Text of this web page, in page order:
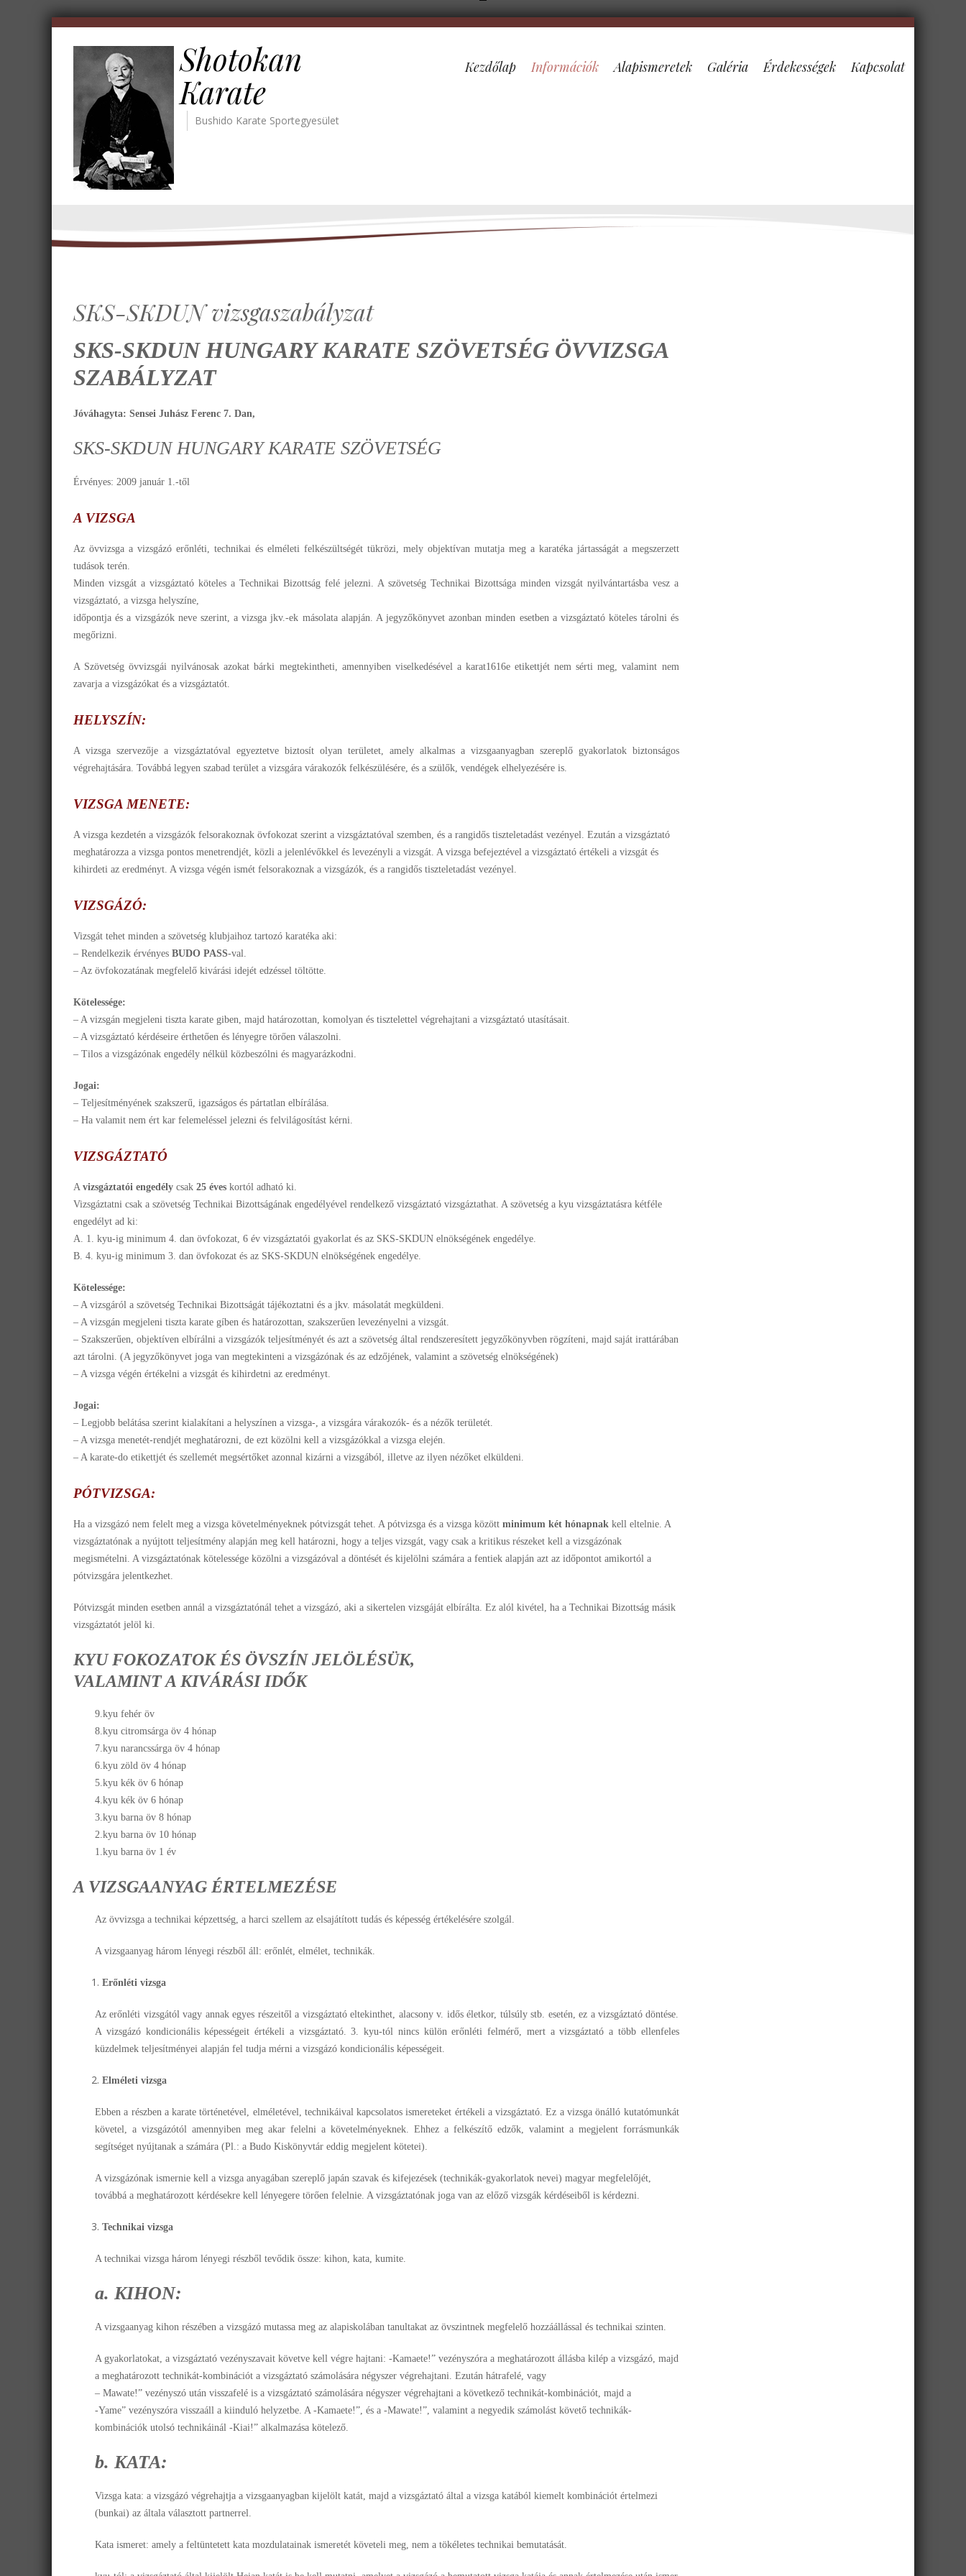
Shotokan
Karate
Bushido Karate Sportegyesület
Kezdőlap Információk Alapismeretek Galéria Érdekességek Kapcsolat
SKS-SKDUN vizsgaszabályzat
SKS-SKDUN HUNGARY KARATE SZÖVETSÉG ÖVVIZSGA
SZABÁLYZAT
Jóváhagyta: Sensei Juhász Ferenc 7. Dan,
SKS-SKDUN HUNGARY KARATE SZÖVETSÉG
Érvényes: 2009 január 1.-től
A VIZSGA
Az övvizsga a vizsgázó erőnléti, technikai és elméleti felkészültségét tükrözi, mely objektívan mutatja meg a karatéka jártasságát a megszerzett
tudások terén.
Minden vizsgát a vizsgáztató köteles a Technikai Bizottság felé jelezni. A szövetség Technikai Bizottsága minden vizsgát nyilvántartásba vesz a
vizsgáztató, a vizsga helyszíne,
időpontja és a vizsgázók neve szerint, a vizsga jkv.-ek másolata alapján. A jegyzőkönyvet azonban minden esetben a vizsgáztató köteles tárolni és
megőrizni.
A Szövetség övvizsgái nyilvánosak azokat bárki megtekintheti, amennyiben viselkedésével a karat1616e etikettjét nem sérti meg, valamint nem
zavarja a vizsgázókat és a vizsgáztatót.
HELYSZÍN:
A vizsga szervezője a vizsgáztatóval egyeztetve biztosít olyan területet, amely alkalmas a vizsgaanyagban szereplő gyakorlatok biztonságos
végrehajtására. Továbbá legyen szabad terület a vizsgára várakozók felkészülésére, és a szülők, vendégek elhelyezésére is.
VIZSGA MENETE:
A vizsga kezdetén a vizsgázók felsorakoznak övfokozat szerint a vizsgáztatóval szemben, és a rangidős tiszteletadást vezényel. Ezután a vizsgáztató
meghatározza a vizsga pontos menetrendjét, közli a jelenlévőkkel és levezényli a vizsgát. A vizsga befejeztével a vizsgáztató értékeli a vizsgát és
kihirdeti az eredményt. A vizsga végén ismét felsorakoznak a vizsgázók, és a rangidős tiszteletadást vezényel.
VIZSGÁZÓ:
Vizsgát tehet minden a szövetség klubjaihoz tartozó karatéka aki:
– Rendelkezik érvényes BUDO PASS-val.
– Az övfokozatának megfelelő kivárási idejét edzéssel töltötte.
Kötelessége:
– A vizsgán megjeleni tiszta karate giben, majd határozottan, komolyan és tisztelettel végrehajtani a vizsgáztató utasításait.
– A vizsgáztató kérdéseire érthetően és lényegre törően válaszolni.
– Tilos a vizsgázónak engedély nélkül közbeszólni és magyarázkodni.
Jogai:
– Teljesítményének szakszerű, igazságos és pártatlan elbírálása.
– Ha valamit nem ért kar felemeléssel jelezni és felvilágosítást kérni.
VIZSGÁZTATÓ
A vizsgáztatói engedély csak 25 éves kortól adható ki.
Vizsgáztatni csak a szövetség Technikai Bizottságának engedélyével rendelkező vizsgáztató vizsgáztathat. A szövetség a kyu vizsgáztatásra kétféle
engedélyt ad ki:
A. 1. kyu-ig minimum 4. dan övfokozat, 6 év vizsgáztatói gyakorlat és az SKS-SKDUN elnökségének engedélye.
B. 4. kyu-ig minimum 3. dan övfokozat és az SKS-SKDUN elnökségének engedélye.
Kötelessége:
– A vizsgáról a szövetség Technikai Bizottságát tájékoztatni és a jkv. másolatát megküldeni.
– A vizsgán megjeleni tiszta karate gíben és határozottan, szakszerűen levezényelni a vizsgát.
– Szakszerűen, objektíven elbírálni a vizsgázók teljesítményét és azt a szövetség által rendszeresített jegyzőkönyvben rögzíteni, majd saját irattárában
azt tárolni. (A jegyzőkönyvet joga van megtekinteni a vizsgázónak és az edzőjének, valamint a szövetség elnökségének)
– A vizsga végén értékelni a vizsgát és kihirdetni az eredményt.
Jogai:
– Legjobb belátása szerint kialakítani a helyszínen a vizsga-, a vizsgára várakozók- és a nézők területét.
– A vizsga menetét-rendjét meghatározni, de ezt közölni kell a vizsgázókkal a vizsga elején.
– A karate-do etikettjét és szellemét megsértőket azonnal kizárni a vizsgából, illetve az ilyen nézőket elküldeni.
PÓTVIZSGA:
Ha a vizsgázó nem felelt meg a vizsga követelményeknek pótvizsgát tehet. A pótvizsga és a vizsga között minimum két hónapnak kell eltelnie. A
vizsgáztatónak a nyújtott teljesítmény alapján meg kell határozni, hogy a teljes vizsgát, vagy csak a kritikus részeket kell a vizsgázónak
megismételni. A vizsgáztatónak kötelessége közölni a vizsgázóval a döntését és kijelölni számára a fentiek alapján azt az időpontot amikortól a
pótvizsgára jelentkezhet.
Pótvizsgát minden esetben annál a vizsgáztatónál tehet a vizsgázó, aki a sikertelen vizsgáját elbírálta. Ez alól kivétel, ha a Technikai Bizottság másik
vizsgáztatót jelöl ki.
KYU FOKOZATOK ÉS ÖVSZÍN JELÖLÉSÜK,
VALAMINT A KIVÁRÁSI IDŐK
9.kyu fehér öv
8.kyu citromsárga öv 4 hónap
7.kyu narancssárga öv 4 hónap
6.kyu zöld öv 4 hónap
5.kyu kék öv 6 hónap
4.kyu kék öv 6 hónap
3.kyu barna öv 8 hónap
2.kyu barna öv 10 hónap
1.kyu barna öv 1 év
A VIZSGAANYAG ÉRTELMEZÉSE
Az övvizsga a technikai képzettség, a harci szellem az elsajátított tudás és képesség értékelésére szolgál.
A vizsgaanyag három lényegi részből áll: erőnlét, elmélet, technikák.
Erőnléti vizsga
Az erőnléti vizsgától vagy annak egyes részeitől a vizsgáztató eltekinthet, alacsony v. idős életkor, túlsúly stb. esetén, ez a vizsgáztató döntése.
A vizsgázó kondicionális képességeit értékeli a vizsgáztató. 3. kyu-tól nincs külön erőnléti felmérő, mert a vizsgáztató a több ellenfeles
küzdelmek teljesítményei alapján fel tudja mérni a vizsgázó kondicionális képességeit.
Elméleti vizsga
Ebben a részben a karate történetével, elméletével, technikáival kapcsolatos ismereteket értékeli a vizsgáztató. Ez a vizsga önálló kutatómunkát
követel, a vizsgázótól amennyiben meg akar felelni a követelményeknek. Ehhez a felkészítő edzők, valamint a megjelent forrásmunkák
segítséget nyújtanak a számára (Pl.: a Budo Kiskönyvtár eddig megjelent kötetei).
A vizsgázónak ismernie kell a vizsga anyagában szereplő japán szavak és kifejezések (technikák-gyakorlatok nevei) magyar megfelelőjét,
továbbá a meghatározott kérdésekre kell lényegere törően felelnie. A vizsgáztatónak joga van az előző vizsgák kérdéseiből is kérdezni.
Technikai vizsga
A technikai vizsga három lényegi részből tevődik össze: kihon, kata, kumite.
a. KIHON:
A vizsgaanyag kihon részében a vizsgázó mutassa meg az alapiskolában tanultakat az övszintnek megfelelő hozzáállással és technikai szinten.
A gyakorlatokat, a vizsgáztató vezényszavait követve kell végre hajtani: -Kamaete!” vezényszóra a meghatározott állásba kilép a vizsgázó, majd
a meghatározott technikát-kombinációt a vizsgáztató számolására négyszer végrehajtani. Ezután hátrafelé, vagy
– Mawate!” vezényszó után visszafelé is a vizsgáztató számolására négyszer végrehajtani a következő technikát-kombinációt, majd a
-Yame” vezényszóra visszaáll a kiinduló helyzetbe. A -Kamaete!”, és a -Mawate!”, valamint a negyedik számolást követő technikák-
kombinációk utolsó technikáinál -Kiai!” alkalmazása kötelező.
b. KATA:
Vizsga kata: a vizsgázó végrehajtja a vizsgaanyagban kijelölt katát, majd a vizsgáztató által a vizsga katából kiemelt kombinációt értelmezi
(bunkai) az általa választott partnerrel.
Kata ismeret: amely a feltüntetett kata mozdulatainak ismeretét követeli meg, nem a tökéletes technikai bemutatását.